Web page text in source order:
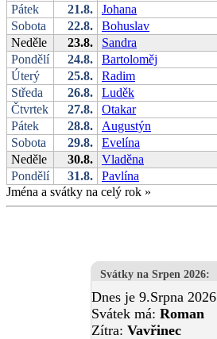
Pátek
21.8. Johana
Sobota
22.8. Bohuslav
Neděle
23.8. Sandra
Pondělí
24.8. Bartoloměj
Úterý
25.8. Radim
Středa
26.8. Luděk
Čtvrtek
27.8. Otakar
Pátek
28.8. Augustýn
Sobota
29.8. Evelína
Neděle
30.8. Vladěna
Pondělí
31.8. Pavlína
Jména a svátky na celý rok »
Svátky na Srpen 2026:
Dnes je 9.Srpna 2026
Svátek má: Roman
Zítra: Vavřinec